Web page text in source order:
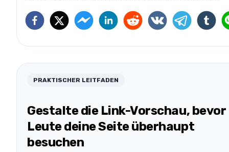
PRAKTISCHER LEITFADEN
Gestalte die Link-Vorschau, bevor
Leute deine Seite überhaupt
besuchen